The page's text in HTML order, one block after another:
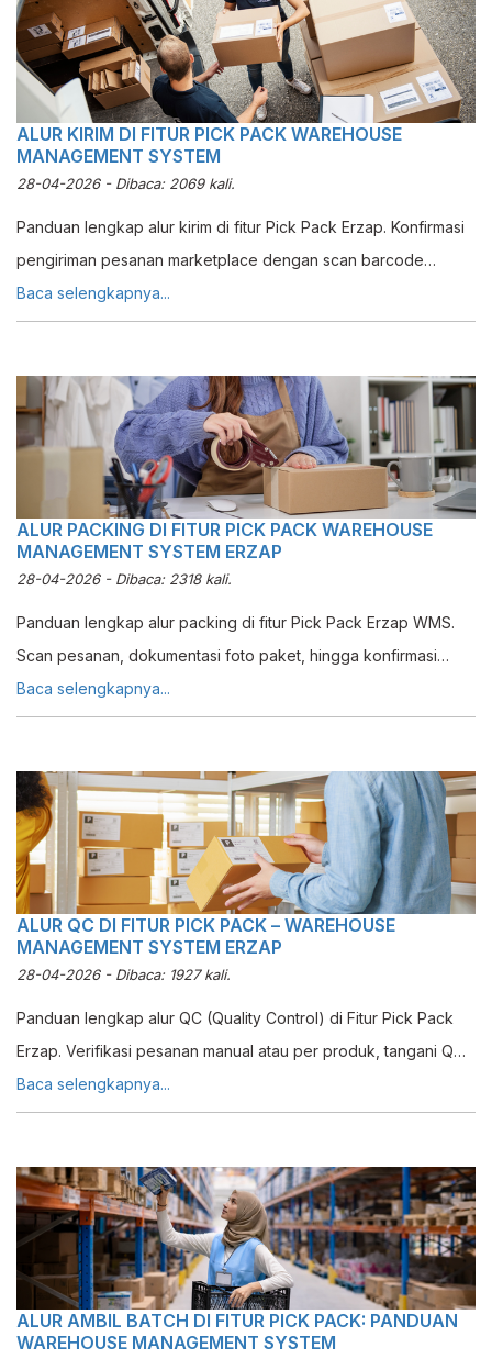
ALUR KIRIM DI FITUR PICK PACK WAREHOUSE
MANAGEMENT SYSTEM
28-04-2026 - Dibaca: 2069 kali.
Panduan lengkap alur kirim di fitur Pick Pack Erzap. Konfirmasi
pengiriman pesanan marketplace dengan scan barcode
otomatis dan pencatatan transaksi real-time.
Baca selengkapnya...
ALUR PACKING DI FITUR PICK PACK WAREHOUSE
MANAGEMENT SYSTEM ERZAP
28-04-2026 - Dibaca: 2318 kali.
Panduan lengkap alur packing di fitur Pick Pack Erzap WMS.
Scan pesanan, dokumentasi foto paket, hingga konfirmasi
packing selesai dengan sistem terintegrasi.
Baca selengkapnya...
ALUR QC DI FITUR PICK PACK – WAREHOUSE
MANAGEMENT SYSTEM ERZAP
28-04-2026 - Dibaca: 1927 kali.
Panduan lengkap alur QC (Quality Control) di Fitur Pick Pack
Erzap. Verifikasi pesanan manual atau per produk, tangani QC
tidak valid, dan reprocess pesanan dengan mudah.
Baca selengkapnya...
ALUR AMBIL BATCH DI FITUR PICK PACK: PANDUAN
WAREHOUSE MANAGEMENT SYSTEM